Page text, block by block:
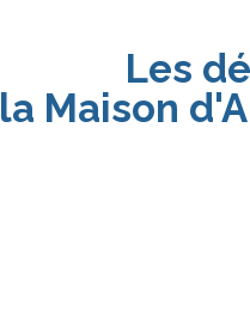
Les
la Maison